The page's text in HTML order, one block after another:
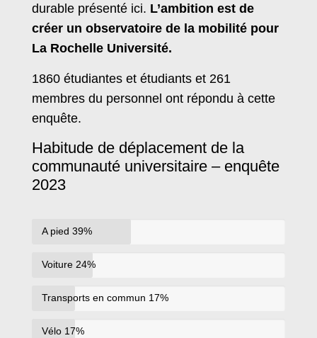
durable présenté ici. L’ambition est de
créer un observatoire de la mobilité pour
La Rochelle Université.
1860 étudiantes et étudiants et 261
membres du personnel ont répondu à cette
enquête.
Habitude de déplacement de la
communauté universitaire – enquête
2023
A pied39%
Voiture24%
Transports en commun 17%
Vélo 17%